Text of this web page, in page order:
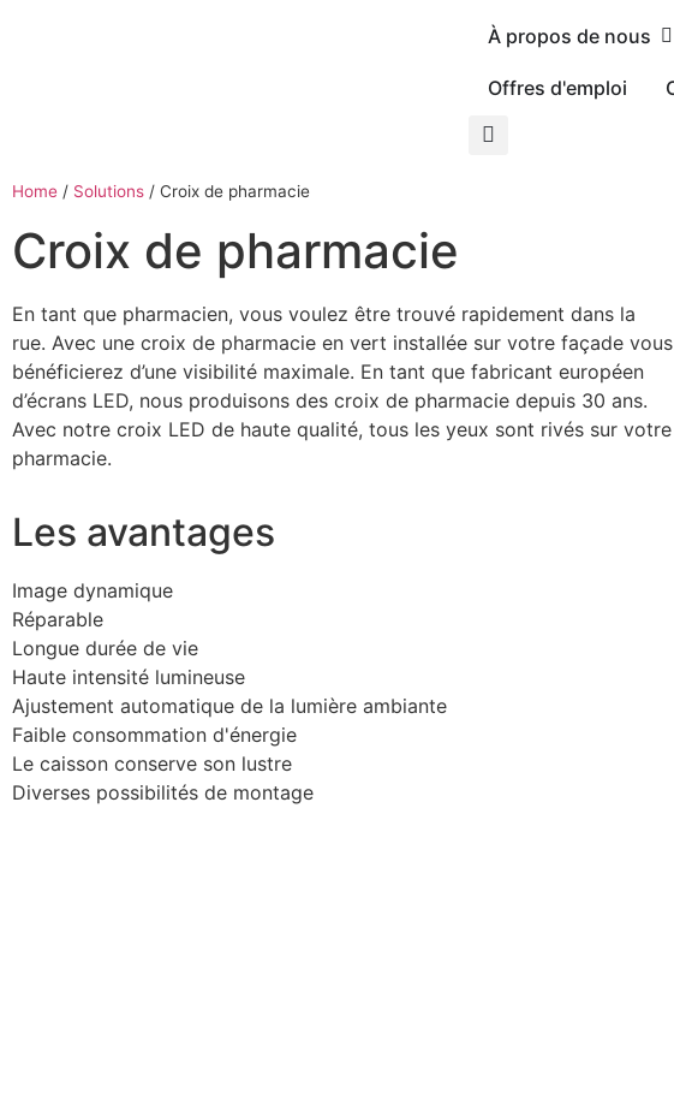
À propos de nous
Offres d'emploi
Home / Solutions / Croix de pharmacie
Croix de pharmacie
En tant que pharmacien, vous voulez être trouvé rapidement dans la
rue. Avec une croix de pharmacie en vert installée sur votre façade vous
bénéficierez d’une visibilité maximale. En tant que fabricant européen
d’écrans LED, nous produisons des croix de pharmacie depuis 30 ans.
Avec notre croix LED de haute qualité, tous les yeux sont rivés sur votre
pharmacie.
Les avantages
Image dynamique
Réparable
Longue durée de vie
Haute intensité lumineuse
Ajustement automatique de la lumière ambiante
Faible consommation d'énergie
Le caisson conserve son lustre
Diverses possibilités de montage